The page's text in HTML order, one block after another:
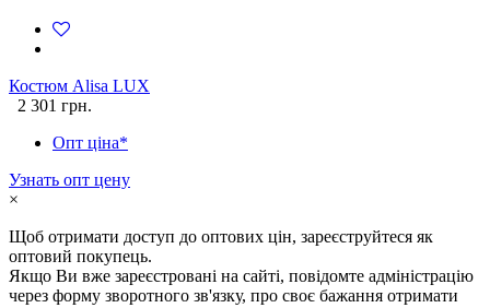
Костюм Alisa LUX
2 301 грн.
Опт ціна*
Узнать опт цену
×
Щоб отримати доступ до оптових цін, зареєструйтеся як
оптовий покупець.
Якщо Ви вже зареєстровані на сайті, повідомте адміністрацію
через форму зворотного зв'язку, про своє бажання отримати